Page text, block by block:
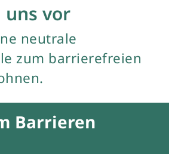
vor
neutrale
zum barrierefreien
Barrieren